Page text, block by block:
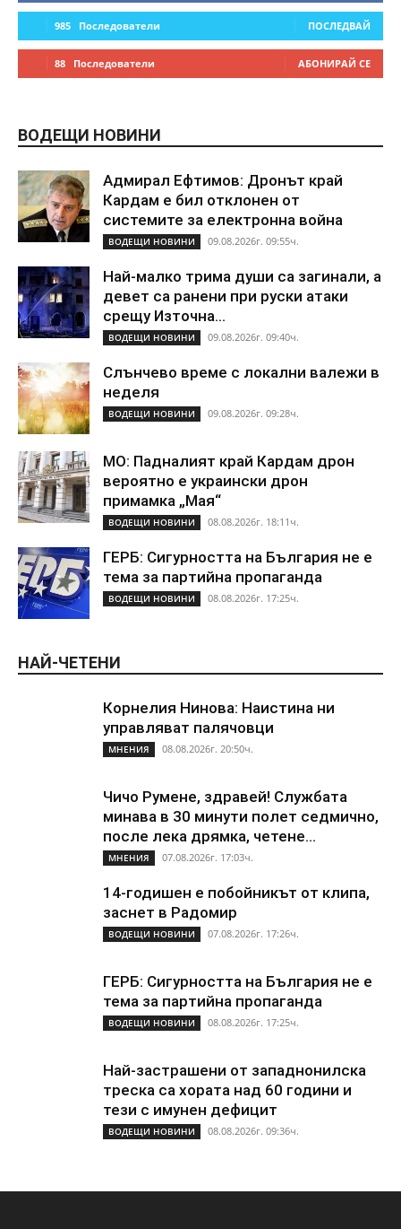
985 Последователи ПОСЛЕДВАЙ
88 Последователи АБОНИРАЙ СЕ
ВОДЕЩИ НОВИНИ
Адмирал Ефтимов: Дронът край
Кардам е бил отклонен от
системите за електронна война
ВОДЕЩИ НОВИНИ 09.08.2026г. 09:55ч.
Най-малко трима души са загинали, а
девет са ранени при руски атаки
срещу Източна...
ВОДЕЩИ НОВИНИ 09.08.2026г. 09:40ч.
Слънчево време с локални валежи в
неделя
ВОДЕЩИ НОВИНИ 09.08.2026г. 09:28ч.
МО: Падналият край Кардам дрон
вероятно е украински дрон
примамка „Мая“
ВОДЕЩИ НОВИНИ 08.08.2026г. 18:11ч.
ГЕРБ: Сигурността на България не е
тема за партийна пропаганда
ВОДЕЩИ НОВИНИ 08.08.2026г. 17:25ч.
НАЙ-ЧЕТЕНИ
Корнелия Нинова: Наистина ни
управляват палячовци
МНЕНИЯ 08.08.2026г. 20:50ч.
Чичо Румене, здравей! Службата
минава в 30 минути полет седмично,
после лека дрямка, четене...
МНЕНИЯ 07.08.2026г. 17:03ч.
14-годишен е побойникът от клипа,
заснет в Радомир
ВОДЕЩИ НОВИНИ 07.08.2026г. 17:26ч.
ГЕРБ: Сигурността на България не е
тема за партийна пропаганда
ВОДЕЩИ НОВИНИ 08.08.2026г. 17:25ч.
Най-застрашени от западнонилска
треска са хората над 60 години и
тези с имунен дефицит
ВОДЕЩИ НОВИНИ 08.08.2026г. 09:36ч.